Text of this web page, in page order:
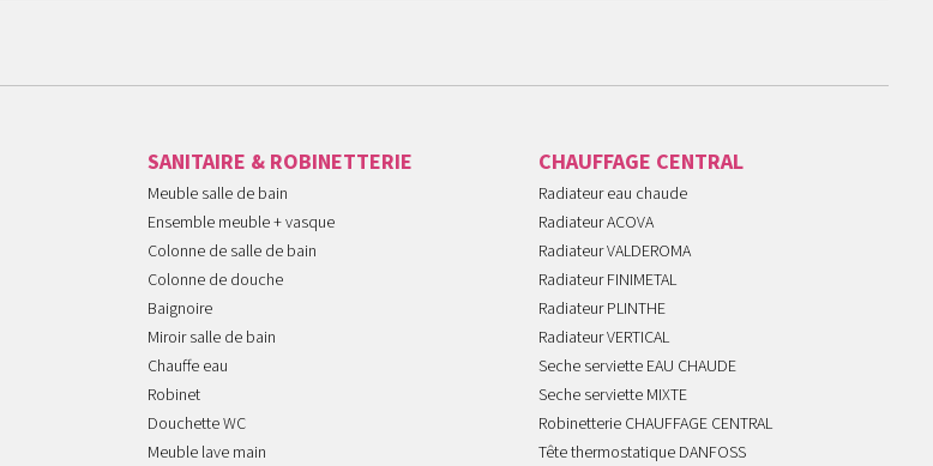
SANITAIRE & ROBINETTERIE
Meuble salle de bain
Ensemble meuble + vasque
Colonne de salle de bain
Colonne de douche
Baignoire
Miroir salle de bain
Chauffe eau
Robinet
Douchette WC
Meuble lave main
CHAUFFAGE CENTRAL
Radiateur eau chaude
Radiateur ACOVA
Radiateur VALDEROMA
Radiateur FINIMETAL
Radiateur PLINTHE
Radiateur VERTICAL
Seche serviette EAU CHAUDE
Seche serviette MIXTE
Robinetterie CHAUFFAGE CENTRAL
Tête thermostatique DANFOSS